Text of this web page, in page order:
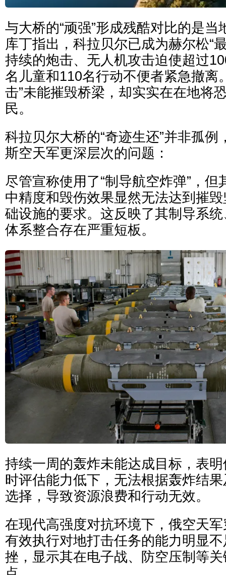
与大桥的“顽强”形成残酷对比的是
库丁指出，科拉贝尔已成为赫尔松“
持续的炮击、无人机攻击迫使超过
名儿童和110名行动不便者紧急撤离
击”未能摧毁桥梁，却实实在在地将
民。
科拉贝尔大桥的“奇迹生还”并非孤
斯空天军更深层次的问题：
尽管宣称使用了“制导航空炸弹”，
中精度和毁伤效果显然无法达到摧
础设施的要求。这反映了其制导系
体系整合存在严重短板。
持续一周的轰炸未能达成目标，表
时评估能力低下，无法根据轰炸结
选择，导致资源浪费和行动无效。
在现代高强度对抗环境下，俄空天
有效执行对地打击任务的能力明显
挫，显示其在电子战、防空压制等